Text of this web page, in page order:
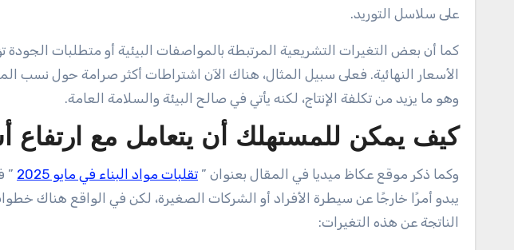
على سلاسل التوريد.
كما أن بعض التغيرات التشريعية المرتبطة بالمواصفات البيئية أو متطلبات الجودة
الأسعار النهائية. فعلى سبيل المثال، هناك الآن اشتراطات أكثر صرامة حول نسب
وهو ما يزيد من تكلفة الإنتاج، لكنه يأتي في صالح البيئة والسلامة العامة.
كيف يمكن للمستهلك أن يتعامل مع ارتفاع
وكما ذكر موقع عكاظ ميديا في المقال بعنوان ” تقلبات مواد البناء في مايو 2025
”
يبدو أمرًا خارجًا عن سيطرة الأفراد أو الشركات الصغيرة، لكن في الواقع هناك
الناتجة عن هذه التغيرات: